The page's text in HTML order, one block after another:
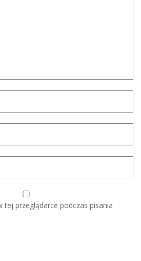
przeglądarce podczas pisania